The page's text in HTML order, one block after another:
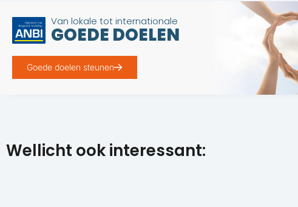
Van lokale tot internationale
GOEDE DOELEN
Goede doelen steunen
Wellicht ook interessant: